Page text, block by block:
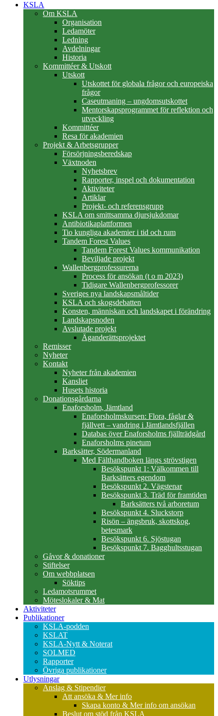
KSLA
Om KSLA
Organisation
Ledamöter
Ledning
Avdelningar
Historia
Kommittéer & Utskott
Utskott
Utskottet för globala frågor och europeiska
frågor
Caseutmaning – ungdomsutskottet
Mentorskapsprogrammet för reflektion och
utveckling
Kommittéer
Resa för akademien
Projekt & Arbetsgrupper
Försörjningsberedskap
Växtnoden
Nyhetsbrev
Rapporter, inspel och dokumentation
Aktiviteter
Artiklar
Projekt- och referensgrupp
KSLA om smittsamma djursjukdomar
Antibiotikaplattformen
Tio kungliga akademier i tid och rum
Tandem Forest Values
Tandem Forest Values kommunikation
Beviljade projekt
Wallenbergprofessurerna
Process för ansökan (t o m 2023)
Tidigare Wallenbergprofessorer
Sveriges nya landskapsmåltider
KSLA och skogsdebatten
Konsten, människan och landskapet i förändring
Landskapsnoden
Avslutade projekt
Äganderättsprojektet
Remisser
Nyheter
Kontakt
Nyheter från akademien
Kansliet
Husets historia
Donationsgårdarna
Enaforsholm, Jämtland
Enaforsholmskursen: Flora, fåglar &
fjällvett – vandring i Jämtlandsfjällen
Databas över Enaforsholms fjällträdgård
Enaforsholms pinetum
Barksätter, Södermanland
Med Fälthandboken längs strövstigen
Besökspunkt 1: Välkommen till
Barksätters egendom
Besökspunkt 2. Vägstenar
Besökspunkt 3. Träd för framtiden
Barksätters två arboretum
Besökspunkt 4. Sluckstorp
Risön – ängsbruk, skottskog,
betesmark
Besökspunkt 6. Sjöstugan
Besökspunkt 7. Bagghultsstugan
Gåvor & donationer
Stiftelser
Om webbplatsen
Söktips
Ledamotsrummet
Möteslokaler & Mat
Aktiviteter
Publikationer
KSLA-podden
KSLAT
KSLA-Nytt & Noterat
SOLMED
Rapporter
Övriga publikationer
Utlysningar
Anslag & Stipendier
Att ansöka & Mer info
Skapa konto & Mer info om ansökan
Beslut om stöd från KSLA